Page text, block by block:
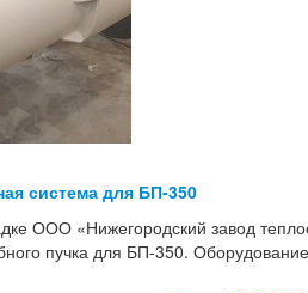
система для БП-350
ООО «Нижегородский завод
пучка для БП-350.